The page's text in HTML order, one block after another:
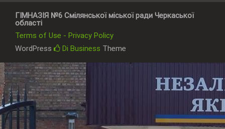
ГІМНАЗІЯ №6 Смілянської міської ради Черкаської
області
Terms of Use - Privacy Policy
WordPress
Di Business Theme